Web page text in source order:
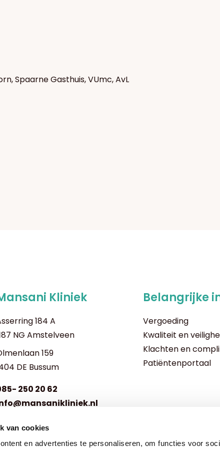
van cookies
en advertenties te personaliseren, om functies voor
Spaarne Gasthuis, VUmc, AvL
Kliniek
184 A
NG Amstelveen
159
DE Bussum
250 20 62
kliniek:
t/m vrij: 08:00 - 17:00
Belangrijke
Vergoeding
Kwaliteit en
Klachten en
Patiëntenportaal